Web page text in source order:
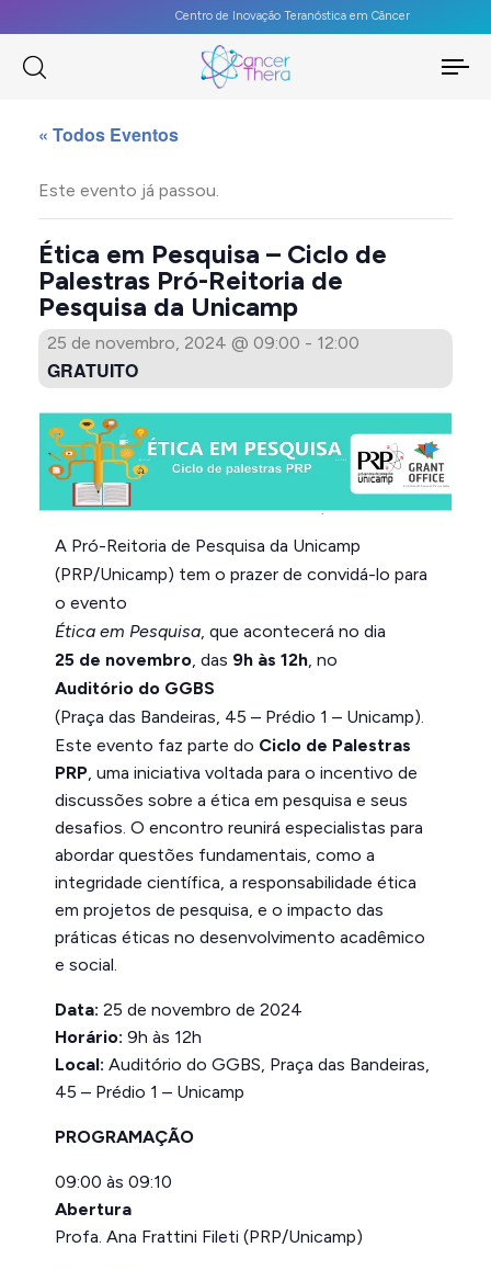
Centro de Inovação Teranóstica em Câncer
« Todos Eventos
Este evento já passou.
Ética em Pesquisa – Ciclo de
Palestras Pró-Reitoria de
Pesquisa da Unicamp
25 de novembro, 2024 @ 09:00 - 12:00
GRATUITO
A Pró-Reitoria de Pesquisa da Unicamp
(PRP/Unicamp) tem o prazer de convidá-lo para
o evento
Ética em Pesquisa, que acontecerá no dia
25 de novembro, das 9h às 12h, no
Auditório do GGBS
(Praça das Bandeiras, 45 – Prédio 1 – Unicamp).
Este evento faz parte do Ciclo de Palestras
PRP, uma iniciativa voltada para o incentivo de
discussões sobre a ética em pesquisa e seus
desafios. O encontro reunirá especialistas para
abordar questões fundamentais, como a
integridade científica, a responsabilidade ética
em projetos de pesquisa, e o impacto das
práticas éticas no desenvolvimento acadêmico
e social.
Data: 25 de novembro de 2024
Horário: 9h às 12h
Local: Auditório do GGBS, Praça das Bandeiras,
45 – Prédio 1 – Unicamp
PROGRAMAÇÃO
09:00 às 09:10
Abertura
Profa. Ana Frattini Fileti (PRP/Unicamp)